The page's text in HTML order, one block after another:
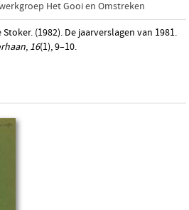
Het Gooi en Omstreken
Stoker. (1982). De jaarverslagen van 1981.
, 16(1), 9–10.